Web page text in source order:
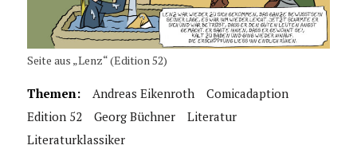
Seite aus „Lenz“ (Edition 52)
Themen: Andreas Eikenroth
Comicadaption
Edition 52
Georg Büchner
Literatur
Literaturklassiker